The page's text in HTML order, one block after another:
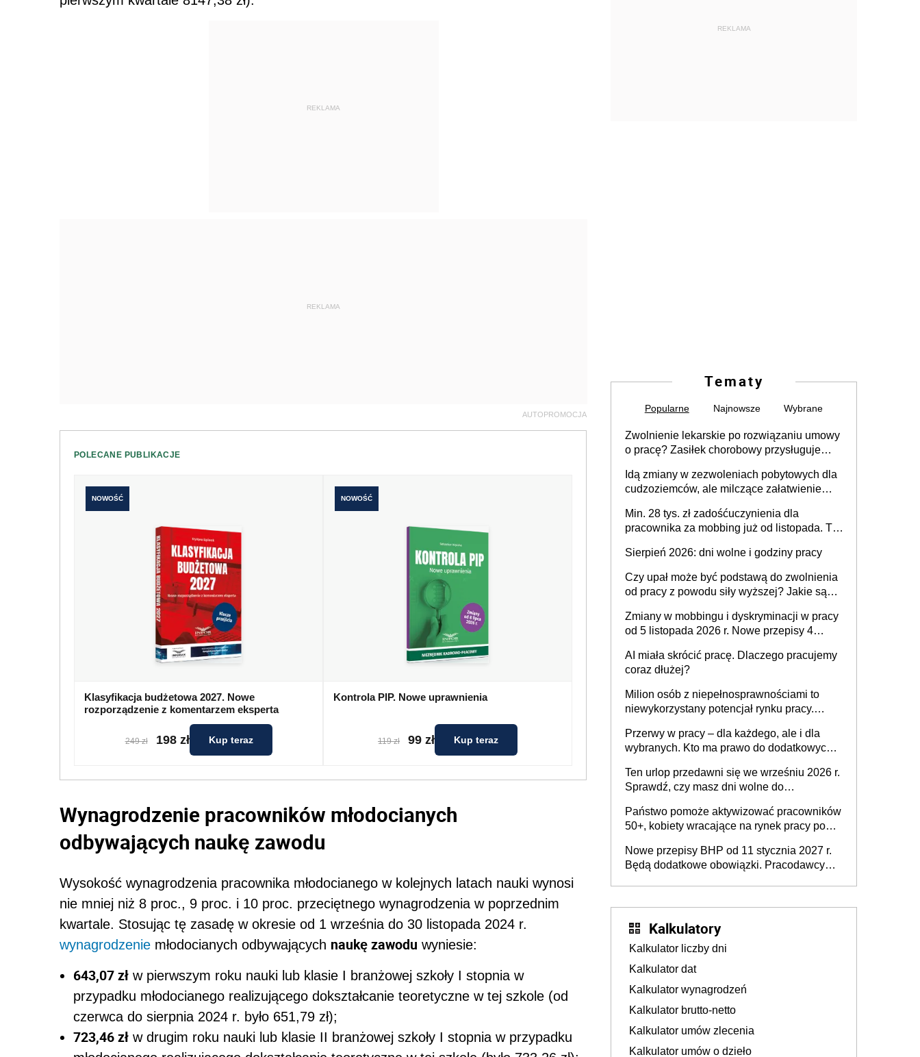
REKLAMA
REKLAMA
AUTOPROMOCJA
POLECANE PUBLIKACJE
NOWOŚĆ
Klasyfikacja budżetowa 2027. Nowe
rozporządzenie z komentarzem eksperta
249 zł 198 zł Kup teraz
NOWOŚĆ
Kontrola PIP. Nowe uprawnienia
119 zł 99 zł Kup teraz
Wynagrodzenie pracowników młodocianych
odbywających naukę zawodu
Wysokość wynagrodzenia pracownika młodocianego w kolejnych latach nauki wynosi
nie mniej niż 8 proc., 9 proc. i 10 proc. przeciętnego wynagrodzenia w poprzednim
kwartale. Stosując tę zasadę w okresie od 1 września do 30 listopada 2024 r.
wynagrodzenie młodocianych odbywających naukę zawodu wyniesie:
643,07 zł w pierwszym roku nauki lub klasie I branżowej szkoły I stopnia w
przypadku młodocianego realizującego dokształcanie teoretyczne w tej szkole (od
czerwca do sierpnia 2024 r. było 651,79 zł);
723,46 zł w drugim roku nauki lub klasie II branżowej szkoły I stopnia w przypadku
REKLAMA
Tematy
Popularne Najnowsze Wybrane
Zwolnienie lekarskie po rozwiązaniu umowy
o pracę? Zasiłek chorobowy przysługuje
dni od ustania stosunku pracy
Idą zmiany w zezwoleniach pobytowych dla
cudzoziemców, ale milczące załatwienie
Min. 28 tys. zł zadośćuczynienia dla
pracownika za mobbing już od listopada. To
zespołu
Sierpień 2026: dni wolne i godziny pracy
Czy upał może być podstawą do zwolnienia
od pracy z powodu siły wyższej? Jakie są
Zmiany w mobbingu i dyskryminacji w pracy
od 5 listopada 2026 r. Nowe przepisy 4
Ustaw
AI miała skrócić pracę. Dlaczego pracujemy
coraz dłużej?
Milion osób z niepełnosprawnościami to
niewykorzystany potencjał rynku pracy.
dofinansowań czy refundacji, ale bariery po
stronie systemu i świadomości
pracodawców [WYWIAD]
Przerwy w pracy – dla każdego, ale i dla
wybranych. Kto ma prawo do dodatkowych
Ten urlop przedawni się we wrześniu 2026 r.
Sprawdź, czy masz dni wolne do
Państwo pomoże aktywizować pracowników
50+, kobiety wracające na rynek pracy po
osoby neuroatypowe. Powstanie Fundusz
na rzecz Inkluzywności w Zatrudnianiu?
Nowe przepisy BHP od 11 stycznia 2027 r.
Będą dodatkowe obowiązki. Pracodawcy
Kalkulatory
Kalkulator liczby dni
Kalkulator dat
Kalkulator wynagrodzeń
Kalkulator brutto-netto
Kalkulator umów zlecenia
Kalkulator umów o dzieło